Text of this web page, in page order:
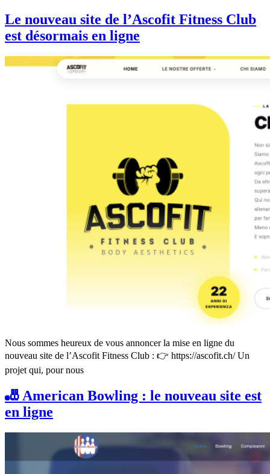
Le nouveau site de l’Ascofit Fitness Club
est désormais en ligne
Nous sommes heureux de vous annoncer la mise en ligne du
nouveau site de l’Ascofit Fitness Club : 👉 https://ascofit.ch/ Un
projet qui, pour nous
🎳 American Bowling : le nouveau site est
en ligne